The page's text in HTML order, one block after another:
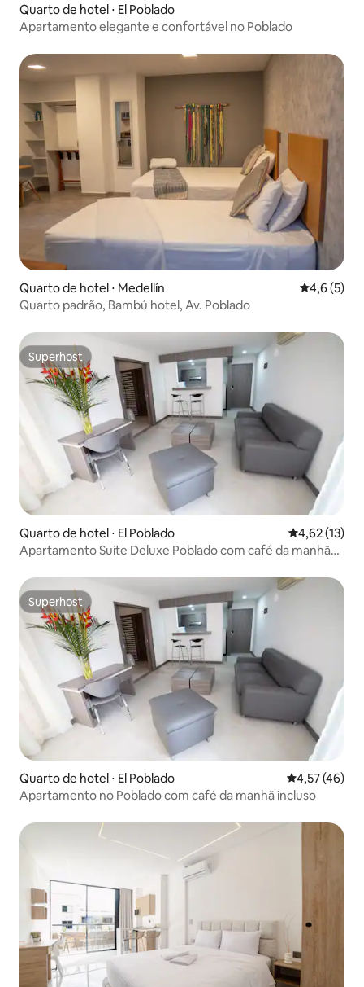
Quarto de hotel ⋅ El Poblado
Apartamento elegante e confortável no Poblado
Quarto de hotel ⋅ Medellín 4,6 de
4,6 (5)
Quarto padrão, Bambú hotel, Av. Poblado
Superhost
Superhost
Quarto de hotel ⋅ El Poblado 4,62 de uma
4,62 (13)
Apartamento Suite Deluxe Poblado com café da manhã
Superhost
Superhost
Quarto de hotel ⋅ El Poblado 4,57 de uma
4,57 (46)
Apartamento no Poblado com café da manhã incluso